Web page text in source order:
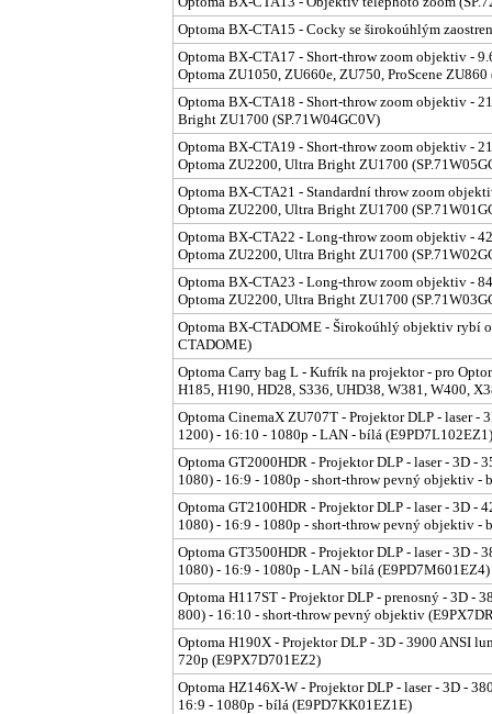
Optoma BX-CTA15 - Cocky se širokoúhlým
Optoma BX-CTA17 - Short-throw zoom objektiv -
Optoma ZU1050, ZU660e, ZU750, ProScene ZU860
Optoma BX-CTA18 - Short-throw zoom objektiv -
Bright ZU1700 (SP.71W04GC0V)
Optoma BX-CTA19 - Short-throw zoom objektiv -
Optoma ZU2200, Ultra Bright ZU1700
Optoma BX-CTA21 - Standardní throw zoom
Optoma ZU2200, Ultra Bright ZU1700
Optoma BX-CTA22 - Long-throw zoom objektiv -
Optoma ZU2200, Ultra Bright ZU1700
Optoma BX-CTA23 - Long-throw zoom objektiv -
Optoma ZU2200, Ultra Bright ZU1700
Optoma BX-CTADOME - Širokoúhlý objektiv rybí
CTADOME)
Optoma Carry bag L - Kufrík na projektor - pro
H185, H190, HD28, S336, UHD38, W381, W400,
Optoma CinemaX ZU707T - Projektor DLP - laser -
1200) - 16:10 - 1080p - LAN - bílá (E9PD7L102EZ1)
Optoma GT2000HDR - Projektor DLP - laser - 3D -
1080) - 16:9 - 1080p - short-throw pevný objektiv -
Optoma GT2100HDR - Projektor DLP - laser - 3D -
1080) - 16:9 - 1080p - short-throw pevný objektiv -
Optoma GT3500HDR - Projektor DLP - laser - 3D -
1080) - 16:9 - 1080p - LAN - bílá (E9PD7M601EZ4)
Optoma H117ST - Projektor DLP - prenosný - 3D -
800) - 16:10 - short-throw pevný objektiv
Optoma H190X - Projektor DLP - 3D - 3900 ANSI
720p (E9PX7D701EZ2)
Optoma HZ146X-W - Projektor DLP - laser - 3D -
16:9 - 1080p - bílá (E9PD7KK01EZ1E)